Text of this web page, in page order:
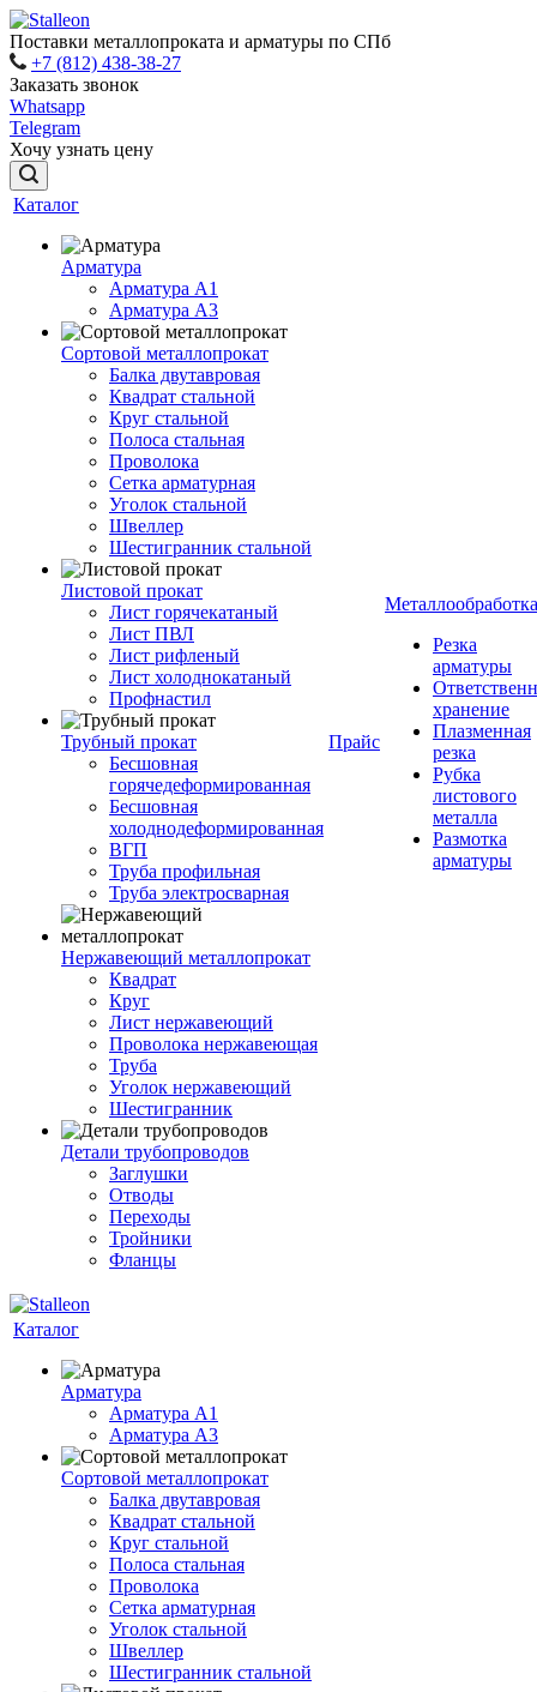
Поставки металлопроката и арматуры по СПб
+7 (812) 438-38-27
Заказать звонок
Whatsapp
Telegram
Хочу узнать цену
Каталог
Арматура
Арматура A1
Арматура А3
Сортовой металлопрокат
Балка двутавровая
Квадрат стальной
Круг стальной
Полоса стальная
Проволока
Сетка арматурная
Уголок стальной
Швеллер
Шестигранник стальной
Листовой прокат
Лист горячекатаный
Лист ПВЛ
Лист рифленый
Лист холоднокатаный
Профнастил
Трубный прокат
Бесшовная
горячедеформированная
Бесшовная
холоднодеформированная
ВГП
Труба профильная
Труба электросварная
Нержавеющий металлопрокат
Квадрат
Круг
Лист нержавеющий
Проволока нержавеющая
Труба
Уголок нержавеющий
Шестигранник
Детали трубопроводов
Заглушки
Отводы
Переходы
Тройники
Фланцы
Прайс
Металлообработка
Резка
арматуры
хранение
Плазменная
резка
Рубка
листового
металла
Размотка
арматуры
Каталог
Арматура
Арматура A1
Арматура А3
Сортовой металлопрокат
Балка двутавровая
Квадрат стальной
Круг стальной
Полоса стальная
Проволока
Сетка арматурная
Уголок стальной
Швеллер
Шестигранник стальной